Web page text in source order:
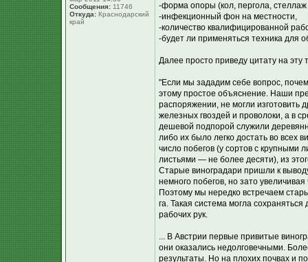
Сообщения: 11746
Откуда: Краснодарский
край
-форма опоры (кол, пергола,
-инфекционный фон на местности,
-количество квалифицированной
-будет ли применяться техника для
Далее просто приведу цитату на
"Если мы зададим себе вопрос,
этому простое объяснение. Наши
распоряжении, не могли
железных гвоздей и проволоки, а в
дешевой подпорой служили
либо их было легко достать во всех
число побегов (у сортов с крупными
листьями — не более десяти), из
Старые виноградари пришли к
немного побегов, но зато
Поэтому мы нередко встречаем
га. Такая система могла
рабочих рук.
... В Австрии первые привитые
они оказались недолговечными.
результаты. Но на плохих почвах и